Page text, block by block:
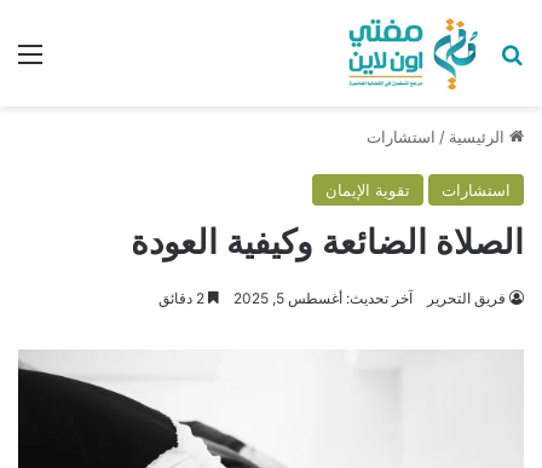
بحث عن
الرئيسية / استشارات
استشارات تقوية الإيمان
الصلاة الضائعة وكيفية العودة
فريق التحرير آخر تحديث: أغسطس 5, 2025